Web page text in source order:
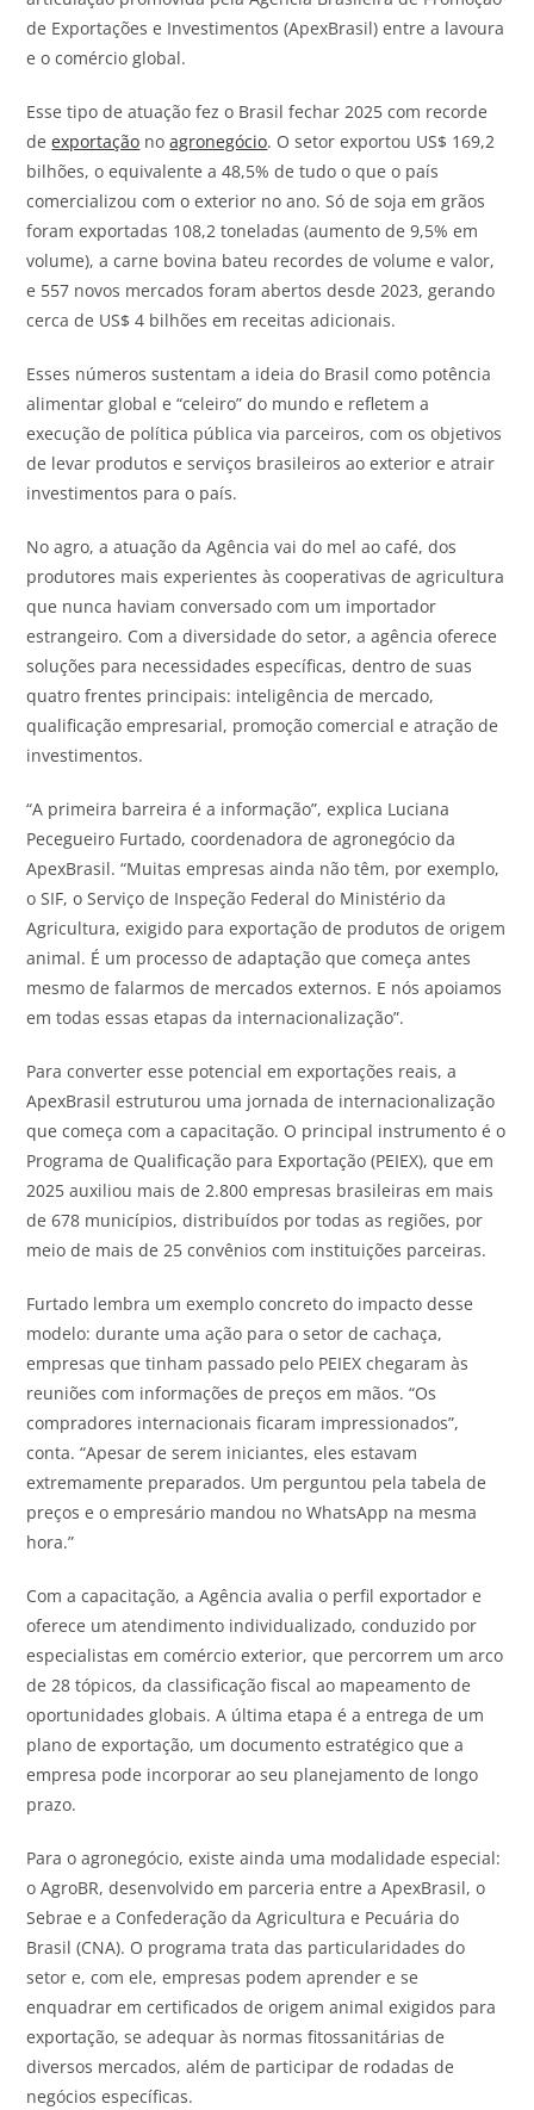
de Exportações e Investimentos (ApexBrasil) entre a lavoura
e o comércio global.
Esse tipo de atuação fez o Brasil fechar 2025 com recorde
deexportação noagronegócio. O setor exportou US$ 169,2
bilhões, o equivalente a 48,5% de tudo o que o país
comercializou com o exterior no ano. Só de soja em grãos
foram exportadas 108,2 toneladas (aumento de 9,5% em
volume), a carne bovina bateu recordes de volume e valor,
e 557 novos mercados foram abertos desde 2023, gerando
cerca de US$ 4 bilhões em receitas adicionais.
Esses números sustentam a ideia do Brasil como potência
alimentar global e “celeiro” do mundo e refletem a
execução de política pública via parceiros, com os objetivos
de levar produtos e serviços brasileiros ao exterior e atrair
investimentos para o país.
No agro, a atuação da Agência vai do mel ao café, dos
produtores mais experientes às cooperativas de agricultura
que nunca haviam conversado com um importador
estrangeiro. Com a diversidade do setor, a agência oferece
soluções para necessidades específicas, dentro de suas
quatro frentes principais: inteligência de mercado,
qualificação empresarial, promoção comercial e atração de
investimentos.
“A primeira barreira é a informação”, explica Luciana
Pecegueiro Furtado, coordenadora de agronegócio da
ApexBrasil. “Muitas empresas ainda não têm, por exemplo,
o SIF, o Serviço de Inspeção Federal do Ministério da
Agricultura, exigido para exportação de produtos de origem
animal. É um processo de adaptação que começa antes
mesmo de falarmos de mercados externos. E nós apoiamos
em todas essas etapas da internacionalização”.
Para converter esse potencial em exportações reais, a
ApexBrasil estruturou uma jornada de internacionalização
que começa com a capacitação. O principal instrumento é o
Programa de Qualificação para Exportação (PEIEX), que em
2025 auxiliou mais de 2.800 empresas brasileiras em mais
de 678 municípios, distribuídos por todas as regiões, por
meio de mais de 25 convênios com instituições parceiras.
Furtado lembra um exemplo concreto do impacto desse
modelo: durante uma ação para o setor de cachaça,
empresas que tinham passado pelo PEIEX chegaram às
reuniões com informações de preços em mãos. “Os
compradores internacionais ficaram impressionados”,
conta. “Apesar de serem iniciantes, eles estavam
extremamente preparados. Um perguntou pela tabela de
preços e o empresário mandou no WhatsApp na mesma
hora.”
Com a capacitação, a Agência avalia o perfil exportador e
oferece um atendimento individualizado, conduzido por
especialistas em comércio exterior, que percorrem um arco
de 28 tópicos, da classificação fiscal ao mapeamento de
oportunidades globais. A última etapa é a entrega de um
plano de exportação, um documento estratégico que a
empresa pode incorporar ao seu planejamento de longo
prazo.
Para o agronegócio, existe ainda uma modalidade especial:
o AgroBR, desenvolvido em parceria entre a ApexBrasil, o
Sebrae e a Confederação da Agricultura e Pecuária do
Brasil (CNA). O programa trata das particularidades do
setor e, com ele, empresas podem aprender e se
enquadrar em certificados de origem animal exigidos para
exportação, se adequar às normas fitossanitárias de
diversos mercados, além de participar de rodadas de
negócios específicas.